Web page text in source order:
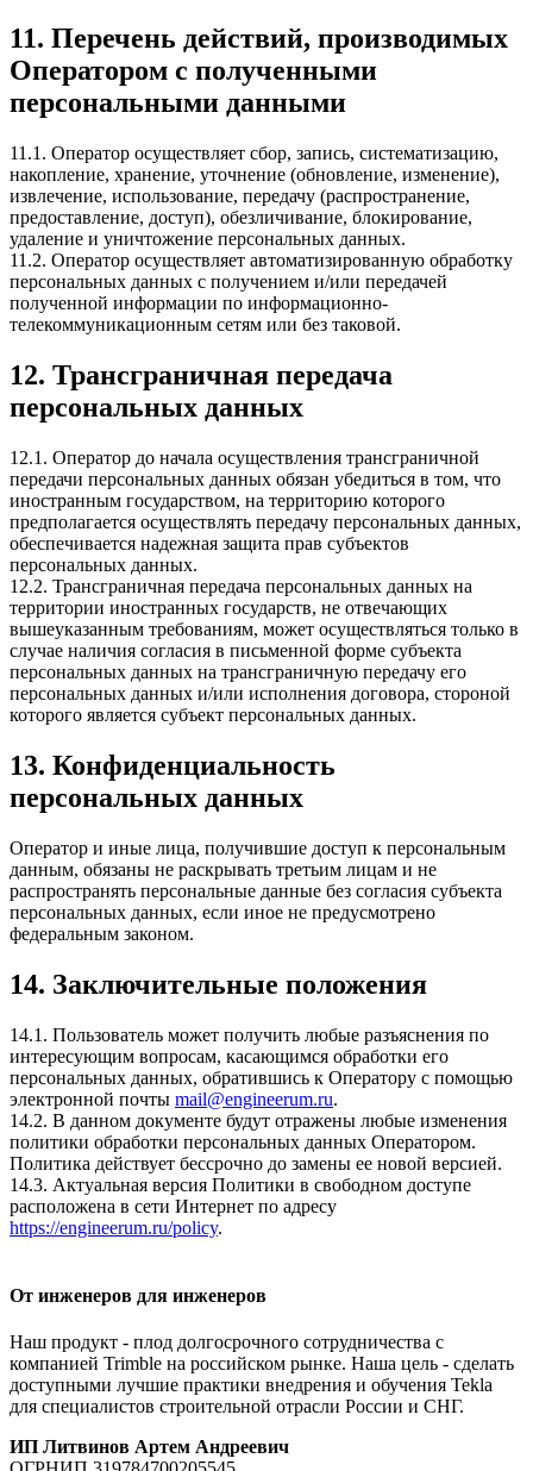
11. Перечень действий, производимых
Оператором с полученными
персональными данными
11.1. Оператор осуществляет сбор, запись, систематизацию,
накопление, хранение, уточнение (обновление, изменение),
извлечение, использование, передачу (распространение,
предоставление, доступ), обезличивание, блокирование,
удаление и уничтожение персональных данных.
11.2. Оператор осуществляет автоматизированную обработку
персональных данных с получением и/или передачей
полученной информации по информационно-
телекоммуникационным сетям или без таковой.
12. Трансграничная передача
персональных данных
12.1. Оператор до начала осуществления трансграничной
передачи персональных данных обязан убедиться в том, что
иностранным государством, на территорию которого
предполагается осуществлять передачу персональных данных,
обеспечивается надежная защита прав субъектов
персональных данных.
12.2. Трансграничная передача персональных данных на
территории иностранных государств, не отвечающих
вышеуказанным требованиям, может осуществляться только в
случае наличия согласия в письменной форме субъекта
персональных данных на трансграничную передачу его
персональных данных и/или исполнения договора, стороной
которого является субъект персональных данных.
13. Конфиденциальность
персональных данных
Оператор и иные лица, получившие доступ к персональным
данным, обязаны не раскрывать третьим лицам и не
распространять персональные данные без согласия субъекта
персональных данных, если иное не предусмотрено
федеральным законом.
14. Заключительные положения
14.1. Пользователь может получить любые разъяснения по
интересующим вопросам, касающимся обработки его
персональных данных, обратившись к Оператору с помощью
электронной почты mail@engineerum.ru.
14.2. В данном документе будут отражены любые изменения
политики обработки персональных данных Оператором.
Политика действует бессрочно до замены ее новой версией.
14.3. Актуальная версия Политики в свободном доступе
расположена в сети Интернет по адресу
https://engineerum.ru/policy.
От инженеров для инженеров
Наш продукт - плод долгосрочного сотрудничества с
компанией Trimble на российском рынке. Наша цель - сделать
доступными лучшие практики внедрения и обучения Tekla
для специалистов строительной отрасли России и СНГ.
ИП Литвинов Артем Андреевич